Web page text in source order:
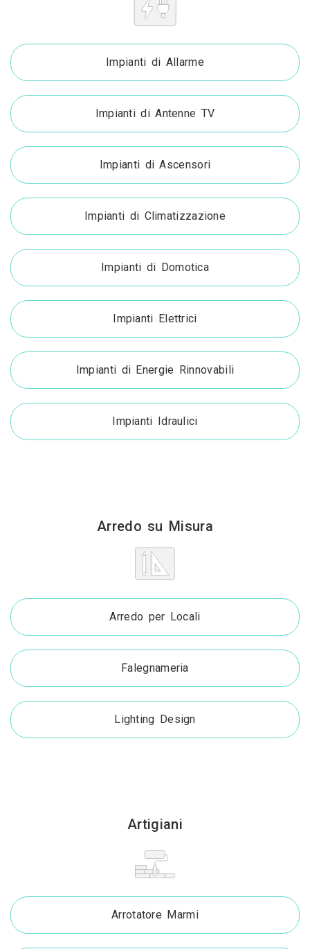
Impianti di Allarme
Impianti di Antenne TV
Impianti di Ascensori
Impianti di Climatizzazione
Impianti di Domotica
Impianti Elettrici
Impianti di Energie Rinnovabili
Impianti Idraulici
Arredo su Misura
Arredo per Locali
Falegnameria
Lighting Design
Artigiani
Arrotatore Marmi